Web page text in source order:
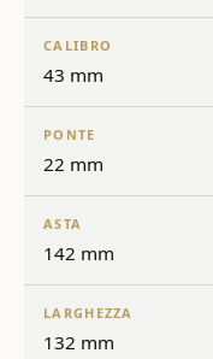
CALIBRO
43 mm
PONTE
22 mm
ASTA
142 mm
LARGHEZZA
132 mm